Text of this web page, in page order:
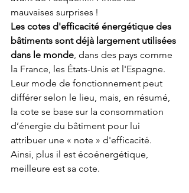
mauvaises surprises !
Les cotes d'efficacité énergétique des
bâtiments sont déjà largement utilisées
dans le monde, dans des pays comme
la France, les États-Unis et l'Espagne.
Leur mode de fonctionnement peut
différer selon le lieu, mais, en résumé,
la cote se base sur la consommation
d’énergie du bâtiment pour lui
attribuer une « note » d'efficacité.
Ainsi, plus il est écoénergétique,
meilleure est sa cote.